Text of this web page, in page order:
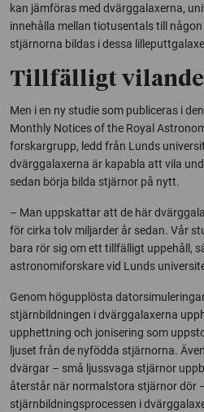
kan jämföras med dvärggalaxerna,
innehålla mellan tiotusentals till
stjärnorna bildas i dessa
Tillfälligt vilande
Men i en ny studie som publiceras i
Monthly Notices of the Royal
forskargrupp, ledd från Lunds
dvärggalaxerna är kapabla att vila
sedan börja bilda stjärnor på nytt.
– Man uppskattar att de här
för cirka tolv miljarder år sedan. Vår
bara rör sig om ett tillfälligt uppehåll,
astronomiforskare vid Lunds
Genom högupplösta
stjärnbildningen i dvärggalaxerna
upphettning och jonisering som
ljuset från de nyfödda stjärnorna.
dvärgar – små ljussvaga stjärnor
återstår när normalstora stjärnor dör
stjärnbildningsprocessen i